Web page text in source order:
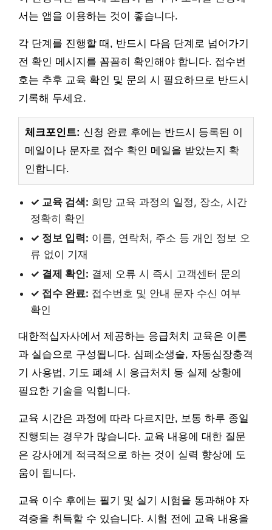
서는 앱을 이용하는 것이 좋습니다.
각 단계를 진행할 때, 반드시 다음 단계로 넘어가기
전 확인 메시지를 꼼꼼히 확인해야 합니다. 접수번
호는 추후 교육 확인 및 문의 시 필요하므로 반드시
기록해 두세요.
체크포인트: 신청 완료 후에는 반드시 등록된 이
메일이나 문자로 접수 확인 메일을 받았는지 확
인합니다.
✓ 교육 검색: 희망 교육 과정의 일정, 장소, 시간
정확히 확인
✓ 정보 입력: 이름, 연락처, 주소 등 개인 정보 오
류 없이 기재
✓ 결제 확인: 결제 오류 시 즉시 고객센터 문의
✓ 접수 완료: 접수번호 및 안내 문자 수신 여부
확인
대한적십자사에서 제공하는 응급처치 교육은 이론
과 실습으로 구성됩니다. 심폐소생술, 자동심장충격
기 사용법, 기도 폐쇄 시 응급처치 등 실제 상황에
필요한 기술을 익힙니다.
교육 시간은 과정에 따라 다르지만, 보통 하루 종일
진행되는 경우가 많습니다. 교육 내용에 대한 질문
은 강사에게 적극적으로 하는 것이 실력 향상에 도
움이 됩니다.
교육 이수 후에는 필기 및 실기 시험을 통과해야 자
격증을 취득할 수 있습니다. 시험 전에 교육 내용을